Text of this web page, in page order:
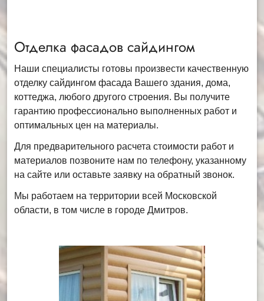
Отделка фасадов сайдингом
Наши специалисты готовы произвести качественную
отделку сайдингом фасада Вашего здания, дома,
коттеджа, любого другого строения. Вы получите
гарантию профессионально выполненных работ и
оптимальных цен на материалы.
Для предварительного расчета стоимости работ и
материалов позвоните нам по телефону, указанному
на сайте или оставьте заявку на обратный звонок.
Мы работаем на территории всей Московской
области, в том числе в городе Дмитров.